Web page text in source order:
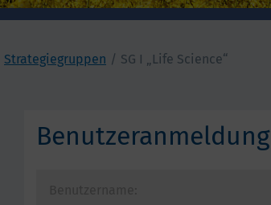
Strategiegruppen SG I „Life Science“
Benutzeranmeldung